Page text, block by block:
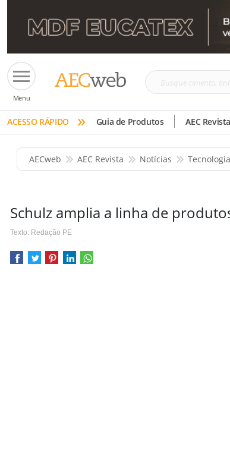
Menu
Busque
tinta,
etc
ACESSO RÁPIDO » Guia de Produtos AEC Revista
AECweb AEC Revista Notícias Tecnologia
Schulz amplia a linha de
Texto: Redação PE